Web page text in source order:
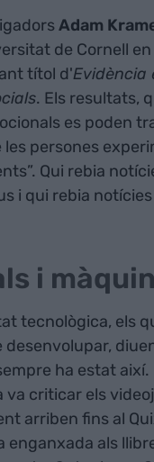
Adam
de Cornell
títol d'Evidència
. Els resultats,
es poden
persones
Qui rebia
i qui rebia
i
tecnològica, els
desenvolupar,
ha estat
criticar els
arriben fins al
enganxada als